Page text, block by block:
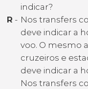
indicar?
R - Nos transfers
deve indicar a
voo. O mesmo
cruzeiros e
deve indicar a
Nos transfers